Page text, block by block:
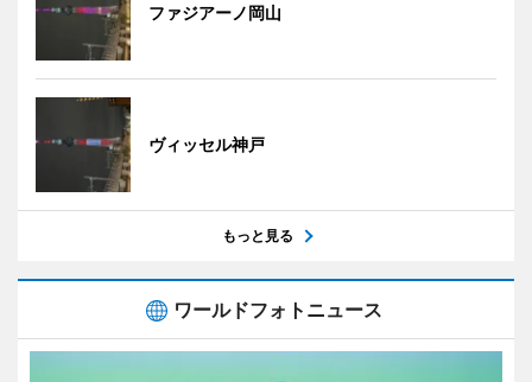
ファジアーノ岡山
ヴィッセル神戸
もっと見る
ワールドフォトニュース